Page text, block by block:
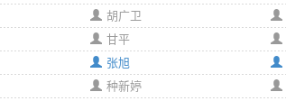
胡广卫
甘平
张旭
种新婷